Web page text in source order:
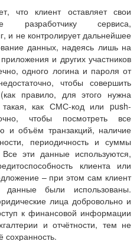
что клиент оставляет свои
разработчику сервиса,
и не контролирует дальнейшее
данных, надеясь лишь на
и других участников
одного логина и пароля от
чтобы совершить
правило, для этого нужна
такая, как СМС-код или push-
чтобы посмотреть все
и объём транзакций, наличие
периодичность и суммы
эти данные используются,
клиента или
– при этом сам клиент
были использованы.
лица добровольно и
к финансовой информации
и отчётности, тем не
сохранность.